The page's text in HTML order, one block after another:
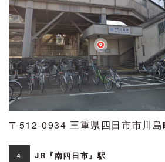
〒512-0934 三重県四日市市川島
4 JR『南四日市』駅